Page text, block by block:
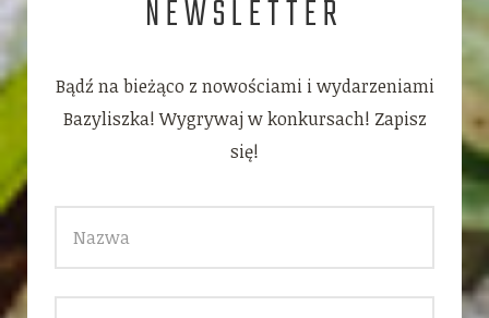
NEWSLETTER
Bądź na bieżąco z nowościami i wydarzeniami
Bazyliszka! Wygrywaj w konkursach! Zapisz
się!